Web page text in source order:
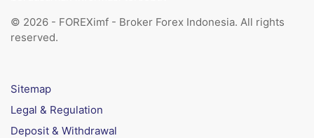
© 2026 - FOREXimf - Broker Forex Indonesia. All rights
reserved.
Sitemap
Legal & Regulation
Deposit & Withdrawal